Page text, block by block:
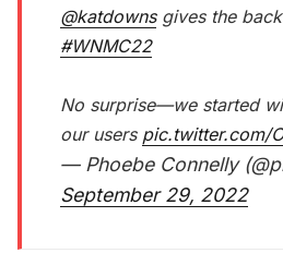
@katdownsgives the
#WNMC22
No surprise—we started
our users pic.twitter.com/
— Phoebe Connelly
September 29, 2022